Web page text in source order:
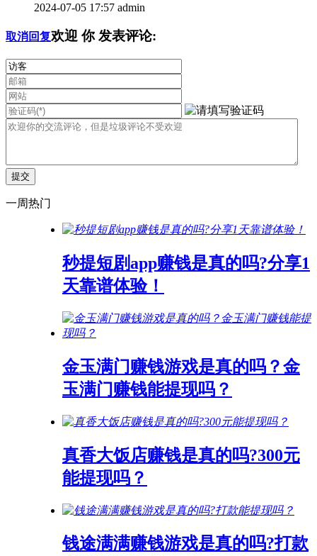
2024-07-05 17:57 admin
取消回复欢迎 你发表评论:
一周热门
秒提短剧app赚钱是真的吗?分享1
天靠谱体验！
金玉满门赚钱游戏是真的吗？金
玉满门赚钱能提现吗？
真香大饭店赚钱是真的吗?300元
能提现吗？
钱途满满赚钱游戏是真的吗?打款